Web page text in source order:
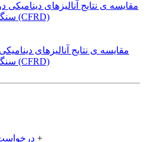
مقایسه ی‌ نتایج آنالیزهای‌
سنگریزی‌ شده با‌رویه‌ی‌ بتنی‌ (CFRD)
درخواست +